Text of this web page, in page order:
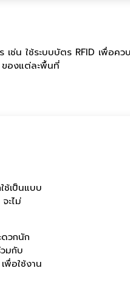
ช่น ใช้ระบบบัตร RFID เพื่อ
ของแต่ละพื้นที่
ช้เป็นแบบ
ะไม่
ดวกนัก
มกับ
พื่อใช้งาน